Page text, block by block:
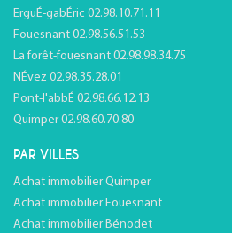
ErguÉ-gabÉric 02.98.10.71.11
Fouesnant 02.98.56.51.53
La forêt-fouesnant 02.98.98.34.75
NÉvez 02.98.35.28.01
Pont-l'abbÉ 02.98.66.12.13
Quimper 02.98.60.70.80
PAR VILLES
Achat immobilier Quimper
Achat immobilier Fouesnant
Achat immobilier Bénodet